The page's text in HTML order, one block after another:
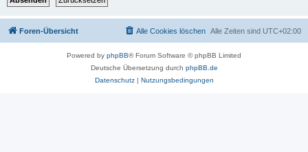
Foren-Übersicht Alle Zeiten sind UTC+02:00
Alle Cookies löschen
Powered by phpBB® Forum Software © phpBB Limited
Deutsche Übersetzung durch phpBB.de
Datenschutz| Nutzungsbedingungen